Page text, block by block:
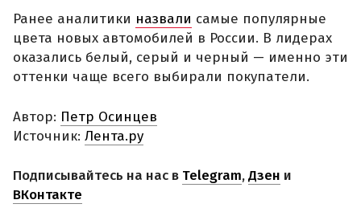
Ранее аналитики назвали самые популярные
цвета новых автомобилей в России. В лидерах
оказались белый, серый и черный — именно эти
оттенки чаще всего выбирали покупатели.
Автор: Петр Осинцев
Источник: Лента.ру
Подписывайтесь на нас в Telegram,Дзен и
ВКонтакте